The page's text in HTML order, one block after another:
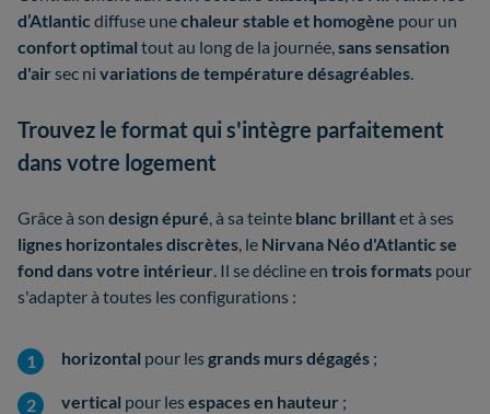
d’Atlantic diffuse unechaleur stable et homogène pour un
confort optimal tout au long de la journée,sans sensation
d'air sec ni variations de température désagréables.
Trouvez le format qui s'intègre parfaitement
dans votre logement
Grâce à son design épuré, à sa teinte blanc brillantet à ses
lignes horizontales discrètes, le Nirvana Néo d'Atlantic se
fond dans votre intérieur. Il se décline en trois formats pour
s'adapter à toutes les configurations :
horizontal pour lesgrands murs dégagés ;
vertical pour lesespaces en hauteur ;